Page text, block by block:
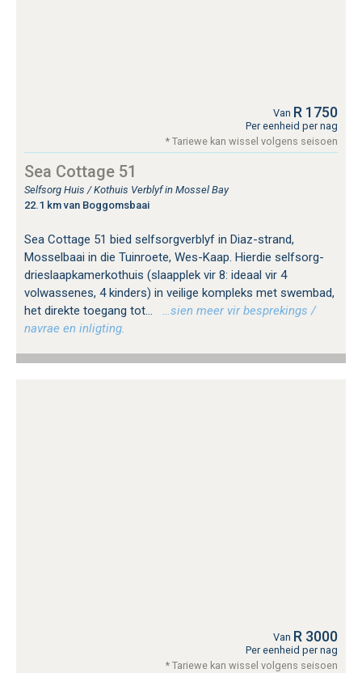
Van R 1750
Per eenheid per nag
* Tariewe kan wissel volgens seisoen
Sea Cottage 51
Selfsorg Huis / Kothuis Verblyf in Mossel Bay
22.1 km van Boggomsbaai
Sea Cottage 51 bied selfsorgverblyf in Diaz-strand,
Mosselbaai in die Tuinroete, Wes-Kaap. Hierdie selfsorg-
drieslaapkamerkothuis (slaapplek vir 8: ideaal vir 4
volwassenes, 4 kinders) in veilige kompleks met swembad,
het direkte toegang tot...
…sien meer vir besprekings /
navrae en inligting.
Van R 3000
Per eenheid per nag
* Tariewe kan wissel volgens seisoen